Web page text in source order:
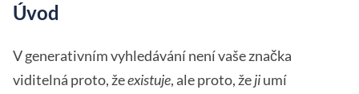
Úvod
V generativním vyhledávání není vaše značka
viditelná proto, žeexistuje, ale proto, žejiumí